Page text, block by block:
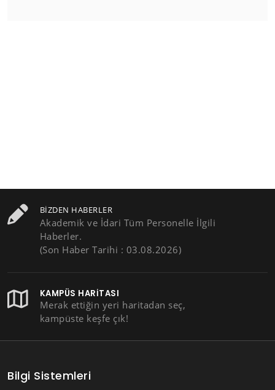
BIZDEN HABERLER
Akademik ve İdari Tüm Personelle İlgili
Haberler.
(Son Haber Tarihi : 03.08.2026)
KAMPÜS HARITASI
Merak ettiğin yeri haritadan seç,
kampüste keşfe çık!
Bilgi Sistemleri